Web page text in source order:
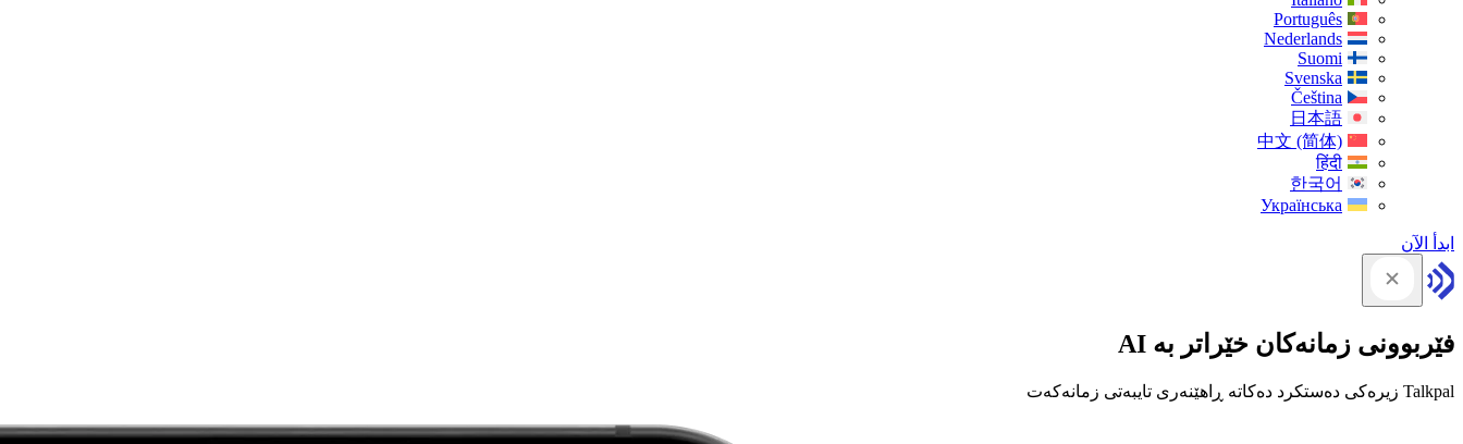
Português
Nederlands
Suomi
Svenska
Čeština
日本語
中文 (简体)
हिंदी
한국어
Українська
ابدأ الآن
فێربوونی زمانەکان خێراتر بە AI
Talkpal زیرەکی دەستکرد دەکاتە ڕاهێنەری تایبەتی زمانەکەت